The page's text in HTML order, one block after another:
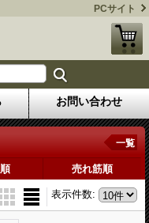
PCサイト
お問い合わせ
一覧
売れ筋順
表示件数: